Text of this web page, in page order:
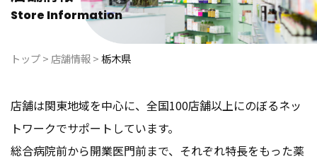
Store Information
トップ> 店舗情報>栃木県
店舗は関東地域を中心に、全国100店舗以上にのぼるネッ
トワークでサポートしています。
総合病院前から開業医門前まで、それぞれ特長をもった薬